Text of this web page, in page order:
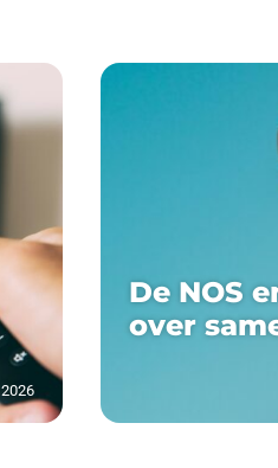
De NOS
over